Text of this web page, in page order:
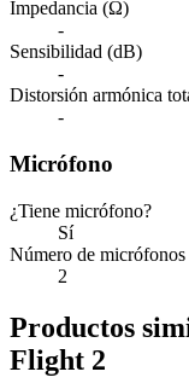
Impedancia (Ω)
-
Sensibilidad (dB)
-
Distorsión armónica
-
Micrófono
¿Tiene micrófono?
Sí
Número de micrófonos
2
Productos
Flight 2